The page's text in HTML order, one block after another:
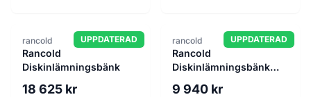
UPPDATERAD
rancold
Rancold
Diskinlämningsbänk
18 625 kr
UPPDATERAD
rancold
Rancold
Diskinlämningsbänk
9 940 kr